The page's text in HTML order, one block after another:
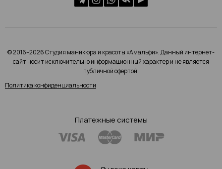
© 2016–2026 Студия маникюра и красоты «Амальфи». Данный интернет-
сайт носит исключительно информационный характер и не является
публичной офертой.
Политика конфиденциальности
Платежные системы